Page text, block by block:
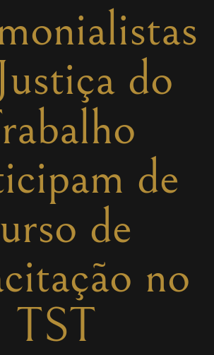
do
de
de
no
TST